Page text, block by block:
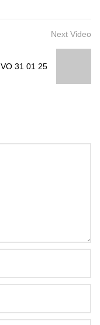
Next Video
31 01 25